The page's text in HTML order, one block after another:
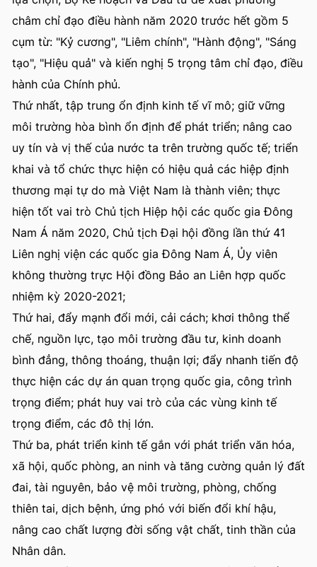
châm chỉ đạo điều hành năm 2020 trước hết gồm 5
cụm từ: "Kỷ cương", "Liêm chính", "Hành động", "Sáng
tạo", "Hiệu quả" và kiến nghị 5 trọng tâm chỉ đạo, điều
hành của Chính phủ.
Thứ nhất, tập trung ổn định kinh tế vĩ mô; giữ vững
môi trường hòa bình ổn định để phát triển; nâng cao
uy tín và vị thế của nước ta trên trường quốc tế; triển
khai và tổ chức thực hiện có hiệu quả các hiệp định
thương mại tự do mà Việt Nam là thành viên; thực
hiện tốt vai trò Chủ tịch Hiệp hội các quốc gia Đông
Nam Á năm 2020, Chủ tịch Đại hội đồng lần thứ 41
Liên nghị viện các quốc gia Đông Nam Á, Ủy viên
không thường trực Hội đồng Bảo an Liên hợp quốc
nhiệm kỳ 2020-2021;
Thứ hai, đẩy mạnh đổi mới, cải cách; khơi thông thể
chế, nguồn lực, tạo môi trường đầu tư, kinh doanh
bình đẳng, thông thoáng, thuận lợi; đẩy nhanh tiến độ
thực hiện các dự án quan trọng quốc gia, công trình
trọng điểm; phát huy vai trò của các vùng kinh tế
trọng điểm, các đô thị lớn.
Thứ ba, phát triển kinh tế gắn với phát triển văn hóa,
xã hội, quốc phòng, an ninh và tăng cường quản lý đất
đai, tài nguyên, bảo vệ môi trường, phòng, chống
thiên tai, dịch bệnh, ứng phó với biến đổi khí hậu,
nâng cao chất lượng đời sống vật chất, tinh thần của
Nhân dân.